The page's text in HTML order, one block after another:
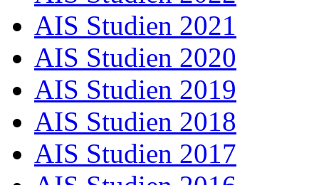
AIS Studien 2021
AIS Studien 2020
AIS Studien 2019
AIS Studien 2018
AIS Studien 2017